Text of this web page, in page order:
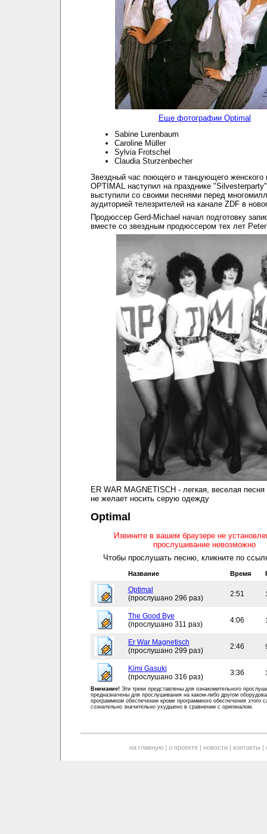
Еще фотографии Optimal
Sabine Lurenbaum
Caroline Müller
Sylvia Frotschel
Claudia Sturzenbecher
Звездный час поющего и танцующего женского
OPTIMAL наступил на празднике
выступили со своими песнями перед
аудиторией телезрителей на канале ZDF в
Продюссер Gerd-Michael начал подготовку
вместе со звездным продюссером тех лет
ER WAR MAGNETISCH - легкая, веселая
не желает носить серую одежду
Optimal
Извините в вашем браузере не
прослушивание невозможно
Чтобы прослушать песню, кликните по
Название Время
Optimal
(прослушано 296 раз)
2:51
The Good Bye
(прослушано 311 раз)
4:06
Er War Magnetisch
(прослушано 299 раз)
2:46
Kimi Gasuki
(прослушано 316 раз)
3:36
Внимание! Эти треки представлены для ознакомительного
предназначены для прослушивания на каком-либо другом
программном обеспечении кроме программного обеспечения этого
сознательно значительно ухудшено в сравнении с оригиналом.
на главную| о проекте| новости| контакты |